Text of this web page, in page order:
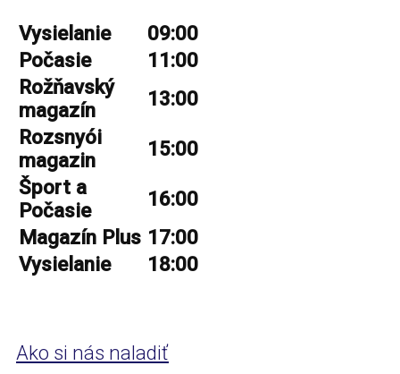
Vysielanie
09:00
Počasie
11:00
Rožňavský
magazín
13:00
Rozsnyói
magazin
15:00
Šport a
Počasie
16:00
Magazín Plus 17:00
Vysielanie
18:00
Ako si nás naladiť